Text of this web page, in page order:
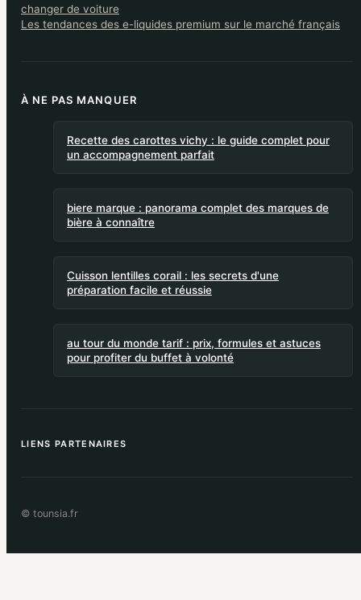
changer de voiture
Les tendances des e-liquides premium sur le marché français
À NE PAS MANQUER
Recette des carottes vichy : le guide complet pour
un accompagnement parfait
biere marque : panorama complet des marques de
bière à connaître
Cuisson lentilles corail : les secrets d'une
préparation facile et réussie
au tour du monde tarif : prix, formules et astuces
pour profiter du buffet à volonté
LIENS PARTENAIRES
© tounsia.fr